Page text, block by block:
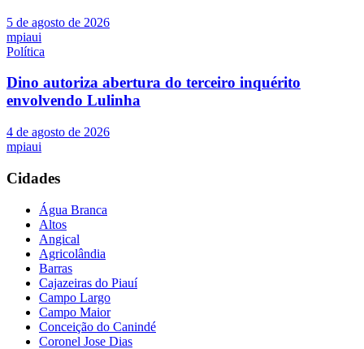
5 de agosto de 2026
mpiaui
Política
Dino autoriza abertura do terceiro inquérito
envolvendo Lulinha
4 de agosto de 2026
mpiaui
Cidades
Água Branca
Altos
Angical
Agricolândia
Barras
Cajazeiras do Piauí
Campo Largo
Campo Maior
Conceição do Canindé
Coronel Jose Dias